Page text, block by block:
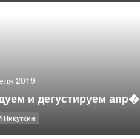
2019
и дегустируем
Никуткин